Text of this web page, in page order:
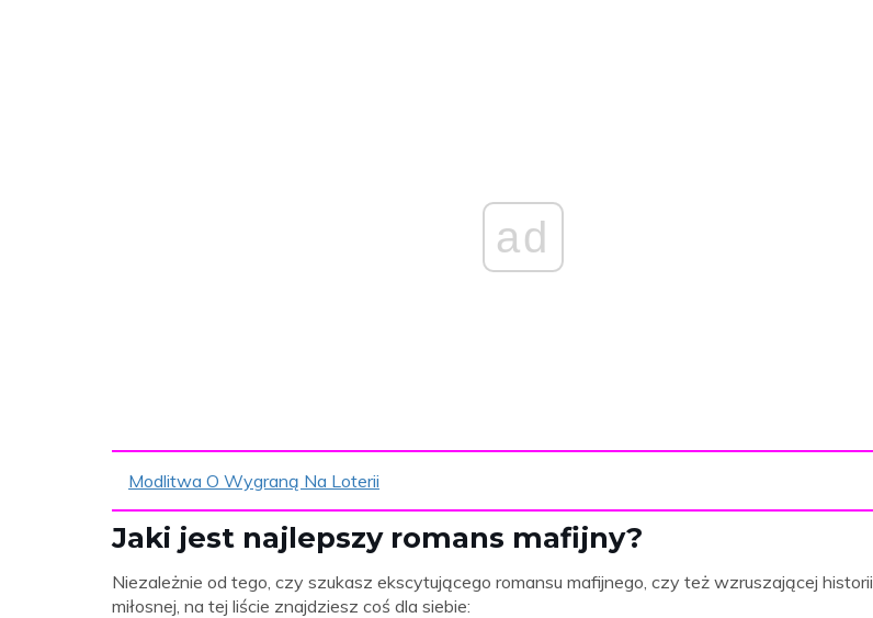
ad
Modlitwa O Wygraną Na Loterii
Jaki jest najlepszy romans mafijny?
Niezależnie od tego, czy szukasz ekscytującego romansu mafijnego, czy też wzruszającej historii
miłosnej, na tej liście znajdziesz coś dla siebie: